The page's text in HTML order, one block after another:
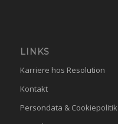
LINKS
Karriere hos Resolution
Kontakt
Persondata & Cookiepolitik